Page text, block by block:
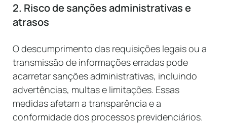
2. Risco de sanções administrativas e
atrasos
O descumprimento das requisições legais ou a
transmissão de informações erradas pode
acarretar sanções administrativas, incluindo
advertências, multas e limitações. Essas
medidas afetam a transparência e a
conformidade dos processos previdenciários.